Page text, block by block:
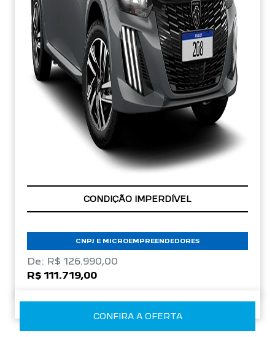
APROVEITE!
De: R$ 126.990,00
R$ 111.719,00
CONFIRA A OFERTA